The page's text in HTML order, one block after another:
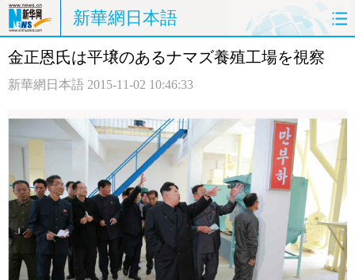
新華網日本語
ホームページ 政治 経済
観光 評論 写真
中日対訳
金正恩氏は平壌のあるナマズ養殖工場を視察
新華網日本語 2015-11-02 10:46:33